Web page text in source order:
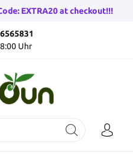
EXTRA20 at checkout!!!
Uhr